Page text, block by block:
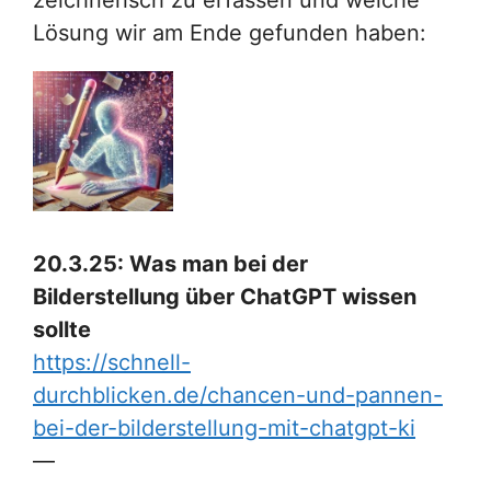
Lösung wir am Ende gefunden haben:
20.3.25: Was man bei der
Bilderstellung über ChatGPT wissen
sollte
https://schnell-
durchblicken.de/chancen-und-pannen-
bei-der-bilderstellung-mit-chatgpt-ki
—